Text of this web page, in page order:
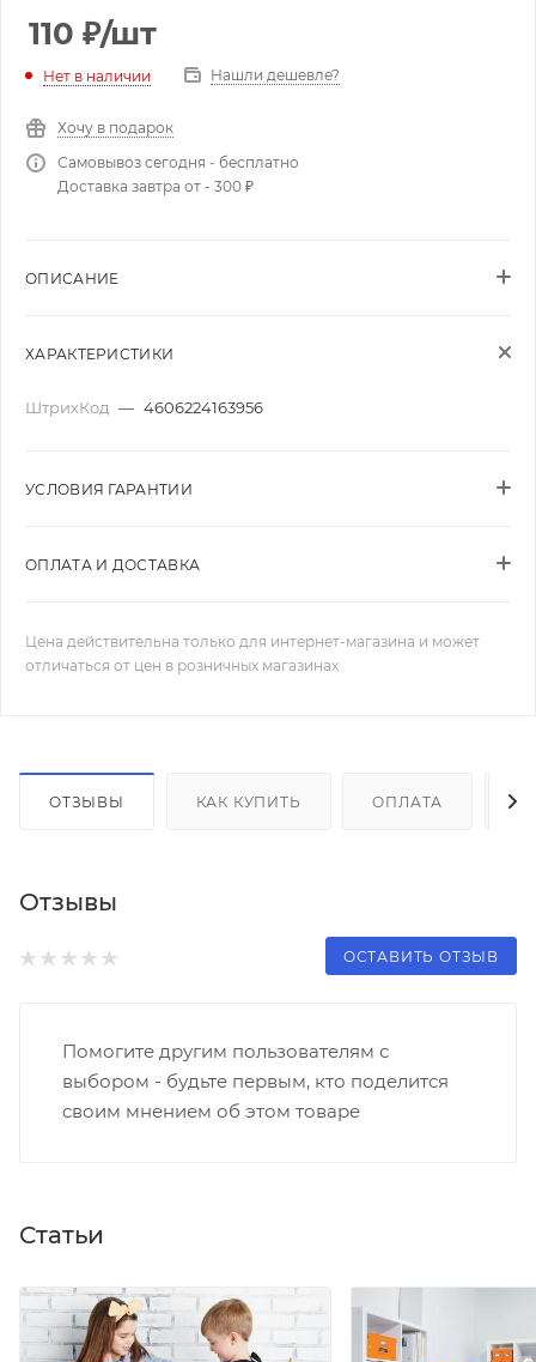
110 ₽/шт
Нет в наличии Нашли дешевле?
Хочу в подарок
Самовывоз сегодня - бесплатно
Доставка завтра от - 300 ₽
ОПИСАНИЕ
ХАРАКТЕРИСТИКИ
ШтрихКод — 4606224163956
УСЛОВИЯ ГАРАНТИИ
ОПЛАТА И ДОСТАВКА
Цена действительна только для интернет-магазина и может
отличаться от цен в розничных магазинах
ОТЗЫВЫ КАК КУПИТЬ ОПЛАТА
Отзывы
ОСТАВИТЬ ОТЗЫВ
Помогите другим пользователям с
выбором - будьте первым, кто поделится
своим мнением об этом товаре
Статьи